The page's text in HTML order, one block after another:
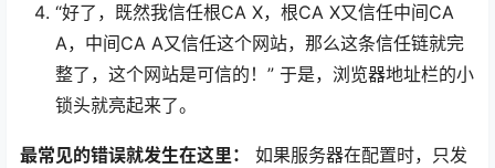
“好了，既然我信任根CA X，根CA X又信任中间CA
A，中间CA A又信任这个网站，那么这条信任链就完
整了，这个网站是可信的！” 于是，浏览器地址栏的小
锁头就亮起来了。
最常见的错误就发生在这里：
如果服务器在配置时，只发